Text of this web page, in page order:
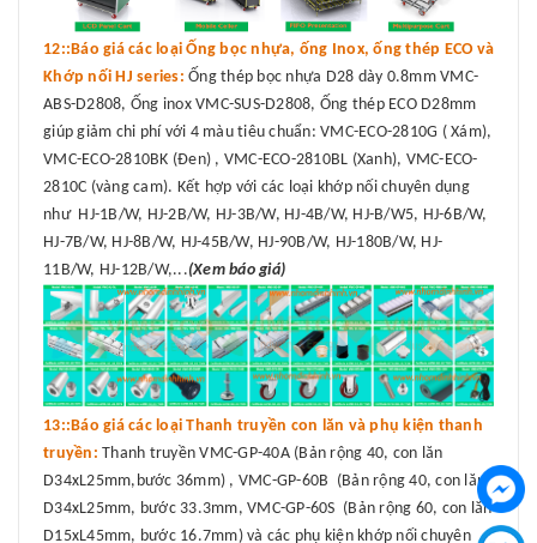
12::Báo giá các loại Ống bọc nhựa, ống Inox, ống thép ECO và
Khớp nối HJ series: Ống thép bọc nhựa D28 dày 0.8mm VMC-
ABS-D2808, Ống inox VMC-SUS-D2808, Ống thép ECO D28mm
giúp giảm chi phí với 4 màu tiêu chuẩn: VMC-ECO-2810G ( Xám),
VMC-ECO-2810BK (Đen) , VMC-ECO-2810BL (Xanh), VMC-ECO-
2810C (vàng cam). Kết hợp với các loại khớp nối chuyên dụng
như HJ-1B/W, HJ-2B/W, HJ-3B/W, HJ-4B/W, HJ-B/W5, HJ-6B/W,
HJ-7B/W, HJ-8B/W, HJ-45B/W, HJ-90B/W, HJ-180B/W, HJ-
11B/W, HJ-12B/W,...(Xem báo giá)
13::Báo giá các loại Thanh truyền con lăn và phụ kiện thanh
truyền: Thanh truyền VMC-GP-40A (Bản rộng 40, con lăn
D34xL25mm,bước 36mm) , VMC-GP-60B (Bản rộng 40, con lăn
D34xL25mm, bước 33.3mm, VMC-GP-60S (Bản rộng 60, con lăn
D15xL45mm, bước 16.7mm) và các phụ kiện khớp nối chuyên